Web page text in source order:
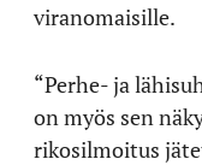
viranomaisille.
“Perhe- ja
on myös sen
rikosilmoitus